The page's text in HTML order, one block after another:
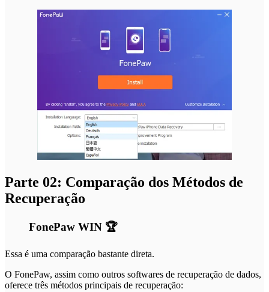
Parte 02: Comparação dos Métodos de
Recuperação
FonePaw WIN 🏆
Essa é uma comparação bastante direta.
O FonePaw, assim como outros softwares de recuperação de dados,
oferece três métodos principais de recuperação: